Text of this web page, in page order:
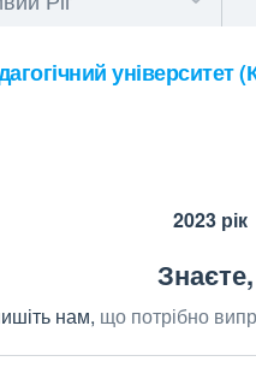
університет
2023 рік
нам, що потрібно